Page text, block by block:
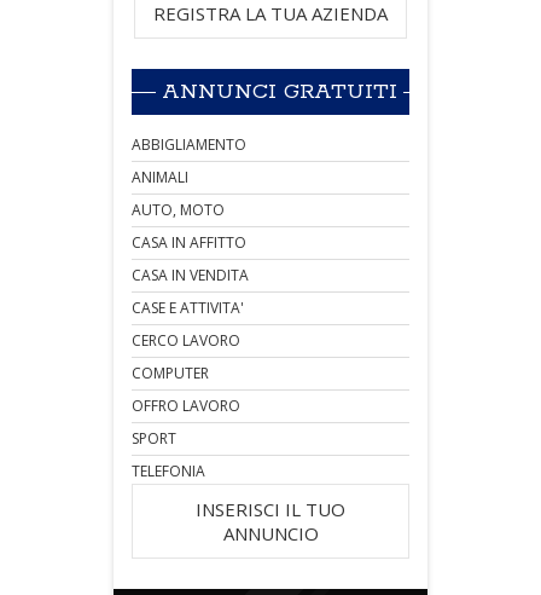
REGISTRA LA TUA AZIENDA
ANNUNCI GRATUITI
ABBIGLIAMENTO
ANIMALI
AUTO, MOTO
CASA IN AFFITTO
CASA IN VENDITA
CASE E ATTIVITA'
CERCO LAVORO
COMPUTER
OFFRO LAVORO
SPORT
TELEFONIA
INSERISCI IL TUO
ANNUNCIO